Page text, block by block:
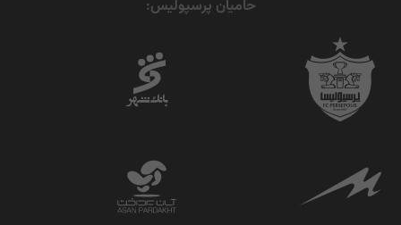
حامیان پرسپولیس: